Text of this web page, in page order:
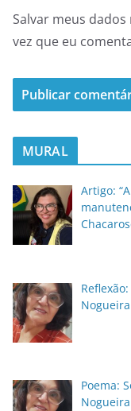
Salvar meus
vez que eu
MURAL
Artigo:
Poema: